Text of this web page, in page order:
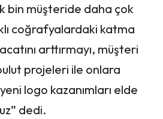
bin müşteride daha çok
coğrafyalardaki katma
arttırmayı, müşteri
projeleri ile onlara
logo kazanımları elde
dedi.